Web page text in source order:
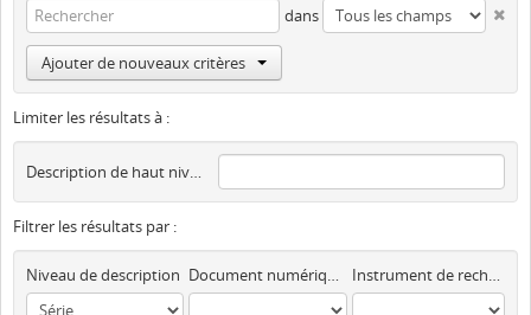
dans
Ajouter de nouveaux critères
Limiter les résultats à :
Description de haut niveau
Filtrer les résultats par :
Niveau de description Document numérique disponible Instrument de recherche